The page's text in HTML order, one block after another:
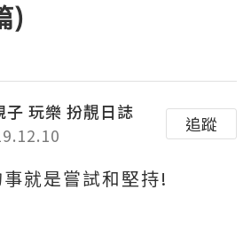
)
子 玩樂 扮靚日誌
追蹤
就是嘗試和堅持!